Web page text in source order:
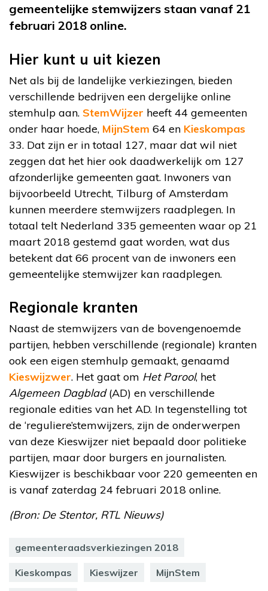
gemeentelijke stemwijzers staan vanaf 21
februari 2018 online.
Hier kunt u uit kiezen
Net als bij de landelijke verkiezingen, bieden
verschillende bedrijven een dergelijke online
stemhulp aan. StemWijzer heeft 44 gemeenten
onder haar hoede, MijnStem 64 en Kieskompas
33. Dat zijn er in totaal 127, maar dat wil niet
zeggen dat het hier ook daadwerkelijk om 127
afzonderlijke gemeenten gaat. Inwoners van
bijvoorbeeld Utrecht, Tilburg of Amsterdam
kunnen meerdere stemwijzers raadplegen. In
totaal telt Nederland 335 gemeenten waar op 21
maart 2018 gestemd gaat worden, wat dus
betekent dat 66 procent van de inwoners een
gemeentelijke stemwijzer kan raadplegen.
Regionale kranten
Naast de stemwijzers van de bovengenoemde
partijen, hebben verschillende (regionale) kranten
ook een eigen stemhulp gemaakt, genaamd
Kieswijzwer. Het gaat om Het Parool, het
Algemeen Dagblad(AD) en verschillende
regionale edities van het AD. In tegenstelling tot
de ‘reguliere’stemwijzers, zijn de onderwerpen
van deze Kieswijzer niet bepaald door politieke
partijen, maar door burgers en journalisten.
Kieswijzer is beschikbaar voor 220 gemeenten en
is vanaf zaterdag 24 februari 2018 online.
(Bron: De Stentor, RTL Nieuws)
gemeenteraadsverkiezingen 2018
Kieskompas Kieswijzer MijnStem